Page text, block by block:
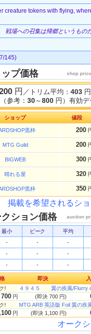
creature tokens with flying,
戦場への召集は帰郷というもの
145)
ップ価格 shop
円 ／トリム平均： 403 円
（参考： 30～800 円）有効
ショップ 値段
黒枠 200
MTG Guild 200
BIGWEB 300
晴れる屋 320
黒枠 350
掲載を希望されるシ
ション価格 auction
最小 ピーク
平均
- -
-
- -
-
- - -
即決
!
４９４５ 翼の疾風/Flurry
700 円 (即決 700 円)
! MTG ARB 英語版 Foil 翼の疾
円 (即決 1,100 円)
オーク